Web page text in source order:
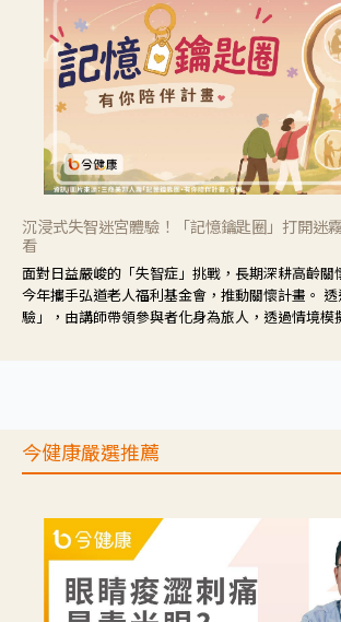
沉浸式失智迷宮體驗！「記憶鑰匙圈」打開迷
看
面對日益嚴峻的「失智症」挑戰，長期深耕高齡關
今年攜手弘道老人福利基金會，推動關懷計畫。 透過沉浸式「孟婆體
驗」，由講師帶領參與者化身為旅人，透過情境模
今健康嚴選推薦